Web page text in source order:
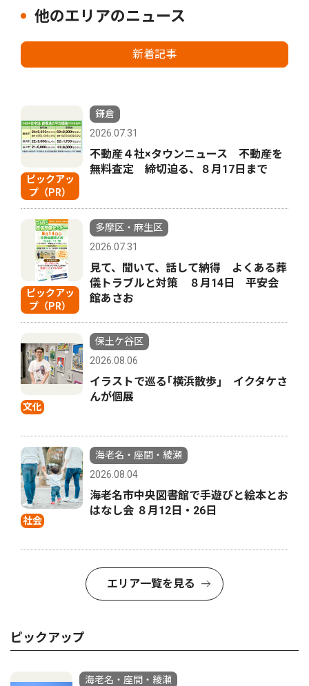
他のエリアのニュース
新着記事
ピックアッ
プ（PR）
鎌倉
2026.07.31
不動産４社×タウンニュース 不動産を
無料査定 締切迫る、８月17日まで
ピックアッ
プ（PR）
多摩区・麻生区
2026.07.31
見て、聞いて、話して納得 よくある葬
儀トラブルと対策 ８月14日 平安会
館あさお
文化
保土ケ谷区
2026.08.06
イラストで巡る｢横浜散歩｣ イクタケさ
んが個展
社会
海老名・座間・綾瀬
2026.08.04
海老名市中央図書館で手遊びと絵本とお
はなし会 ８月12日・26日
エリア一覧を見る
ピックアップ
海老名・座間・綾瀬